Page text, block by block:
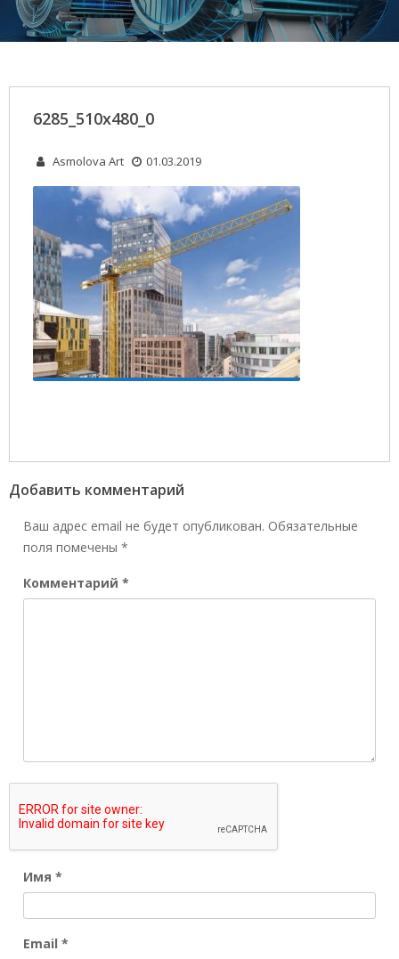
6285_510x480_0
Asmolova Art 01.03.2019
Добавить комментарий
Ваш адрес email не будет опубликован. Обязательные
поля помечены *
Комментарий *
Имя *
Email *